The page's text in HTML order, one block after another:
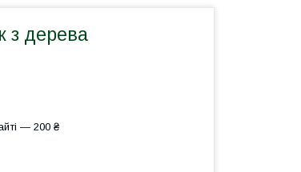
з дерева
— 200 ₴